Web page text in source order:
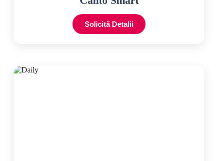
Solicită Detalii